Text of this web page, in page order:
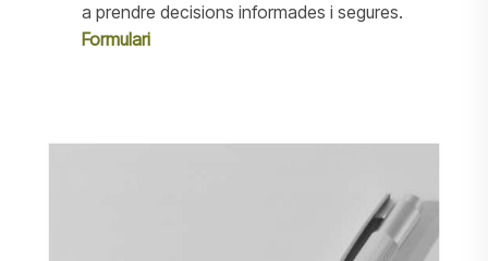
a prendre decisions informades i segures.
Formulari